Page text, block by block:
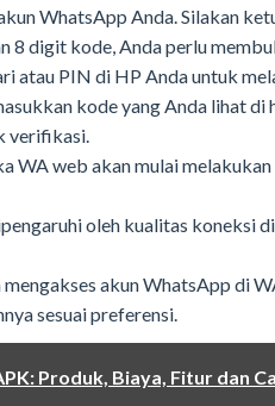
WhatsApp Anda. Silakan
8 digit kode, Anda perlu
atau PIN di HP Anda untuk
kode yang Anda lihat
verifikasi.
WA web akan mulai
oleh kualitas koneksi
mengakses akun WhatsApp di
sesuai preferensi.
Produk, Biaya, Fitur dan